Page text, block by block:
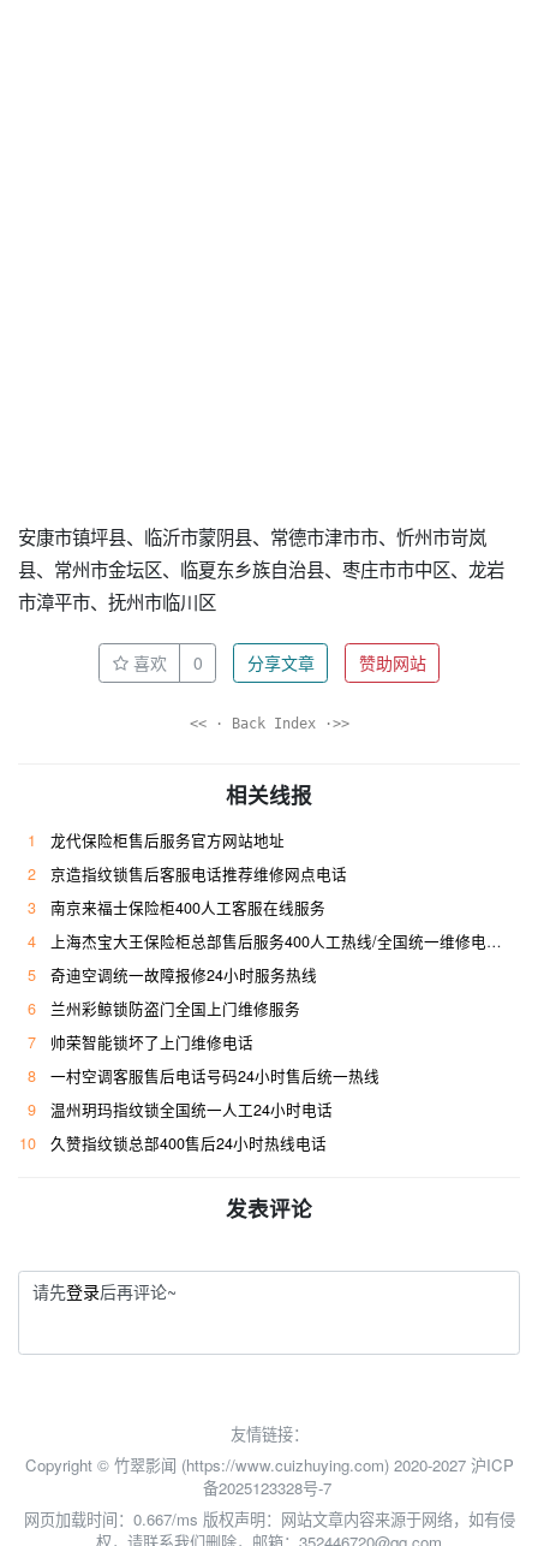
安康市镇坪县、临沂市蒙阴县、常德市津市市、忻州市岢岚
县、常州市金坛区、临夏东乡族自治县、枣庄市市中区、龙岩
市漳平市、抚州市临川区
喜欢 0 分享文章 赞助网站
<< · Back Index ·>>
相关线报
1
龙代保险柜售后服务官方网站地址
2
京造指纹锁售后客服电话推荐维修网点电话
3
南京来福士保险柜400人工客服在线服务
4
上海杰宝大王保险柜总部售后服务400人工热线/全国统一维修电话是多少
5
奇迪空调统一故障报修24小时服务热线
6
兰州彩鲸锁防盗门全国上门维修服务
7
帅荣智能锁坏了上门维修电话
8
一村空调客服售后电话号码24小时售后统一热线
9
温州玥玛指纹锁全国统一人工24小时电话
10
久赞指纹锁总部400售后24小时热线电话
发表评论
请先登录后再评论~
友情链接：
Copyright © 竹翠影闻 (https://www.cuizhuying.com) 2020-2027 沪ICP
备2025123328号-7
网页加载时间：0.667/ms 版权声明：网站文章内容来源于网络，如有侵